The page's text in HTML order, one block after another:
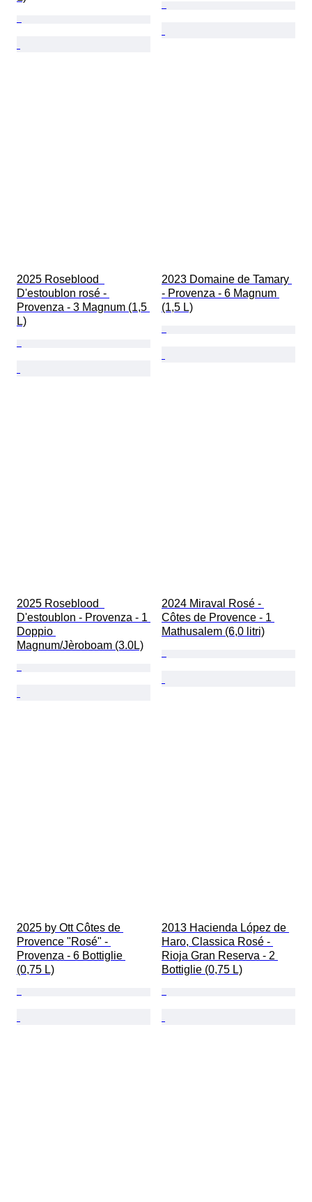
2025 Roseblood
D'estoublon rosé -
Provenza - 3 Magnum (1,5
L)
2023 Domaine de Tamary
- Provenza - 6 Magnum
(1,5 L)
2025 Roseblood
D'estoublon - Provenza - 1
Doppio
Magnum/Jèroboam (3.0L)
2024 Miraval Rosé -
Côtes de Provence - 1
Mathusalem (6,0 litri)
2025 by Ott Côtes de
Provence "Rosé" -
Provenza - 6 Bottiglie
(0,75 L)
2013 Hacienda López de
Haro, Classica Rosé -
Rioja Gran Reserva - 2
Bottiglie (0,75 L)